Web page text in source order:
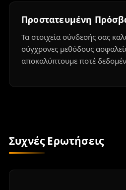
Προστατευμένη
Τα στοιχεία σύνδεσής σας
σύγχρονες μεθόδους
αποκαλύπτουμε ποτέ
Συχνές Ερωτήσεις